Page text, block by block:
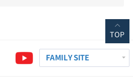
FAMILY SITE
TOP